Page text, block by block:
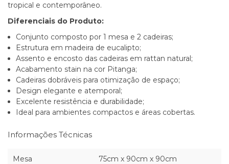
tropical e contemporâneo.
Diferenciais do Produto:
Conjunto composto por 1 mesa e 2 cadeiras;
Estrutura em madeira de eucalipto;
Assento e encosto das cadeiras em rattan natural;
Acabamento stain na cor Pitanga;
Cadeiras dobráveis para otimização de espaço;
Design elegante e atemporal;
Excelente resistência e durabilidade;
Ideal para ambientes compactos e áreas cobertas.
Informações Técnicas
Mesa 75cm x 90cm x 90cm